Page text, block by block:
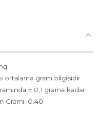
ortalama gram bilgisidir.
± 0,1 grama kadar
Gramı: 0.40